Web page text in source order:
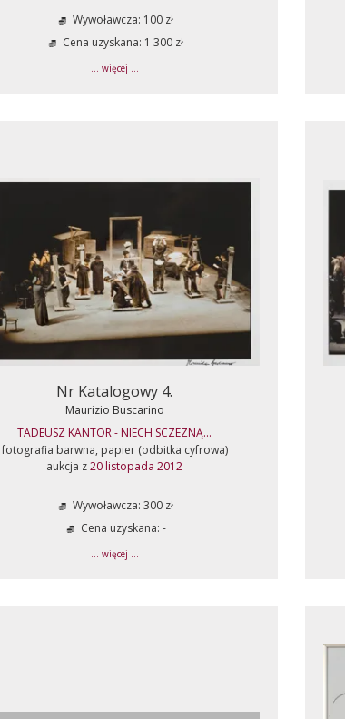
Wywoławcza: 100 zł
Cena uzyskana: 1 300 zł
... więcej ...
Nr Katalogowy 4.
Maurizio Buscarino
TADEUSZ KANTOR - NIECH SCZEZNĄ...
fotografia barwna, papier (odbitka cyfrowa)
aukcja z20 listopada 2012
Wywoławcza: 300 zł
Cena uzyskana: -
... więcej ...